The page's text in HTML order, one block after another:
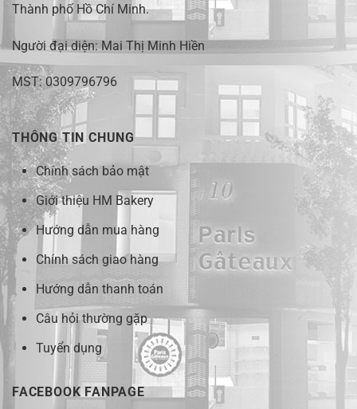
Thành phố Hồ Chí Minh.
Người đại diện: Mai Thị Minh Hiền
MST: 0309796796
THÔNG TIN CHUNG
Chính sách bảo mật
Giới thiệu HM Bakery
Hướng dẫn mua hàng
Chính sách giao hàng
Hướng dẫn thanh toán
Câu hỏi thường gặp
Tuyển dụng
FACEBOOK FANPAGE